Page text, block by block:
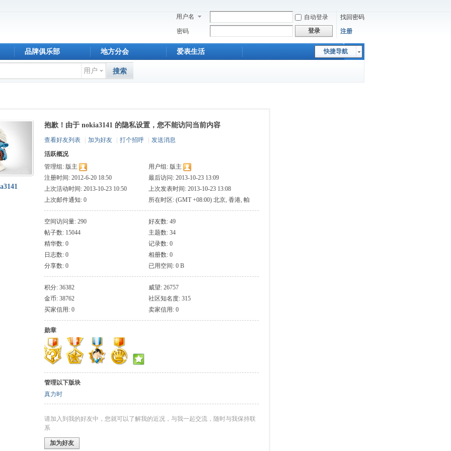
用户名 自动登录
找回密码
密码
登录 注册
快捷导航
品牌俱乐部 地方分会 爱表生活
用户 搜索
抱歉！由于 nokia3141 的隐私设置，您不能访问当前内容
查看好友列表 加为好友 打个招呼
发送消息
活跃概况
管理组: 版主 用户组: 版主
注册时间: 2012-6-20 18:50
最后访问: 2013-10-23 13:09
上次活动时间: 2013-10-23 10:50
上次发表时间: 2013-10-23 13:08
上次邮件通知: 0
所在时区: (GMT +08:00) 北京, 香港, 帕
斯, 新加坡, 台北
空间访问量: 290
好友数: 49
帖子数: 15044
主题数: 34
精华数: 0
记录数: 0
日志数: 0
相册数: 0
分享数: 0
已用空间: 0 B
积分: 36382
威望: 26757
金币: 38762
社区知名度: 315
买家信用: 0
卖家信用: 0
勋章
管理以下版块
真力时
请加入到我的好友中，您就可以了解我的近况，与我一起交流，随时与我保持联
系
加为好友